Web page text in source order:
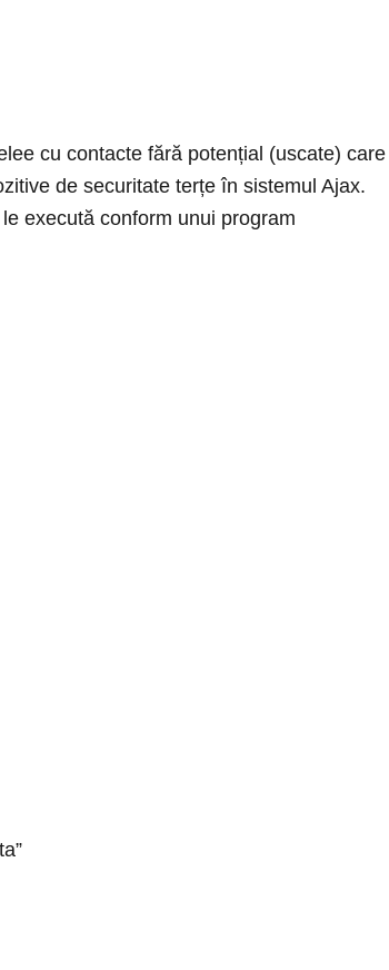
cu contacte fără potențial (uscate) care
de securitate terțe în sistemul Ajax.
execută conform unui program